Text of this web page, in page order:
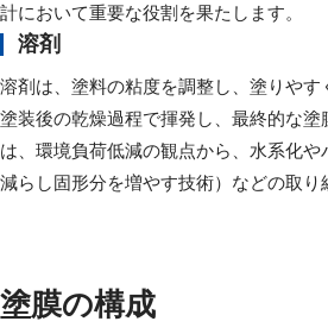
計において重要な役割を果たします。
溶剤
溶剤は、塗料の粘度を調整し、塗りやす
塗装後の乾燥過程で揮発し、最終的な
は、環境負荷低減の観点から、水系化
減らし固形分を増やす技術）などの取り
塗膜の構成